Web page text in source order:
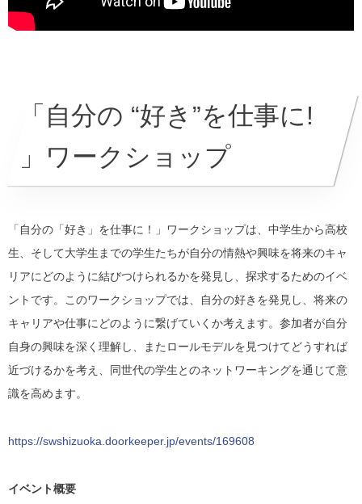
「自分の “好き”を仕事に!
」ワークショップ
「自分の「好き」を仕事に！」ワークショップは、中学生から高校
生、そして大学生までの学生たちが自分の情熱や興味を将来のキャ
リアにどのように結びつけられるかを発見し、探求するためのイベ
ントです。このワークショップでは、自分の好きを発見し、将来の
キャリアや仕事にどのように繋げていくか考えます。参加者が自分
自身の興味を深く理解し、またロールモデルを見つけてどうすれば
近づけるかを考え、同世代の学生とのネットワーキングを通じて意
識を高めます。
https://swshizuoka.doorkeeper.jp/events/169608
イベント概要